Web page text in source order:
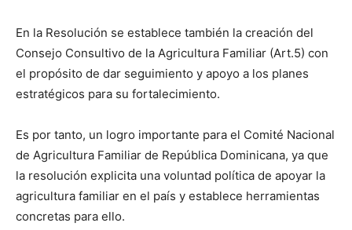
En la Resolución se establece también la creación del
Consejo Consultivo de la Agricultura Familiar (Art.5) con
el propósito de dar seguimiento y apoyo a los planes
estratégicos para su fortalecimiento.
Es por tanto, un logro importante para el Comité Nacional
de Agricultura Familiar de República Dominicana, ya que
la resolución explicita una voluntad política de apoyar la
agricultura familiar en el país y establece herramientas
concretas para ello.